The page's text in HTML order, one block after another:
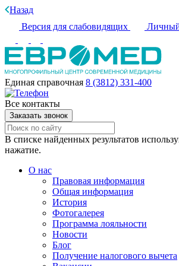
Назад
Версия для слабовидящих
Единая справочная 8 (3812) 331-400
Все контакты
Заказать звонок
В списке найденных результатов
нажатие.
О нас
Правовая информация
Общая информация
История
Фотогалерея
Программа лояльности
Новости
Блог
Получение налогового вычета